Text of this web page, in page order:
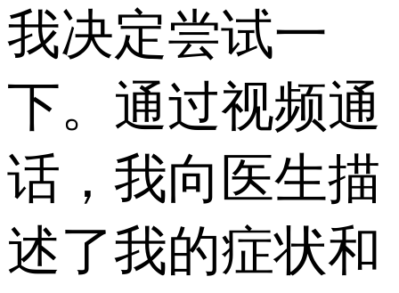
我决定尝试一
下。通过视频通
话，我向医生描
述了我的症状和